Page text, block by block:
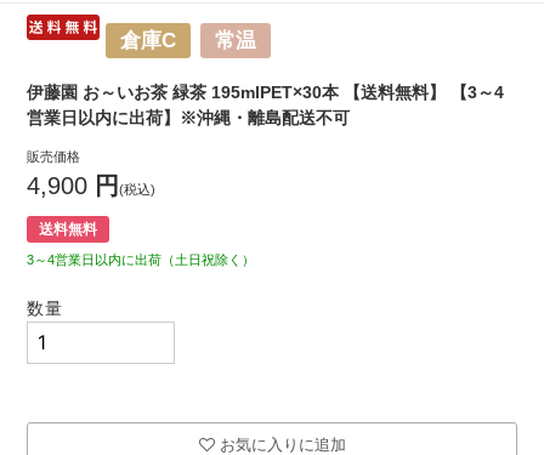
倉庫C 常温
伊藤園 お～いお茶 緑茶 195mlPET×30本 【送料無料】 【3～4
営業日以内に出荷】※沖縄・離島配送不可
販売価格
4,900 円(税込)
送料無料
3～4営業日以内に出荷（土日祝除く）
数量
お気に入りに追加